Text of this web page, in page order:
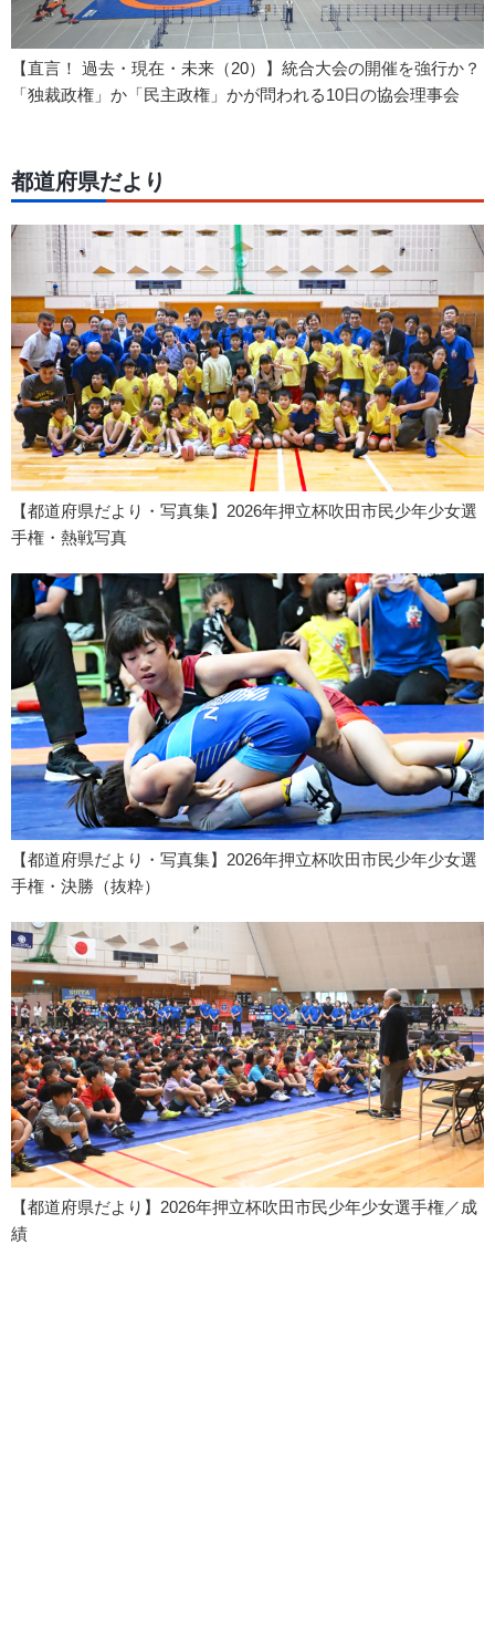
【直言！ 過去・現在・未来（20）】統合大会の開催を強行か？
「独裁政権」か「民主政権」かが問われる10日の協会理事会
都道府県だより
【都道府県だより・写真集】2026年押立杯吹田市民少年少女選
手権・熱戦写真
【都道府県だより・写真集】2026年押立杯吹田市民少年少女選
手権・決勝（抜粋）
【都道府県だより】2026年押立杯吹田市民少年少女選手権／成
績